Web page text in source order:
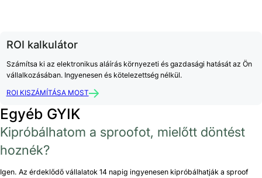
ROI kalkulátor
Számítsa ki az elektronikus aláírás környezeti és gazdasági hatását az Ön
vállalkozásában. Ingyenesen és kötelezettség nélkül.
ROI KISZÁMÍTÁSA MOST
Egyéb GYIK
Kipróbálhatom a sproofot, mielőtt döntést
hoznék?
Igen. Az érdeklődő vállalatok 14 napig ingyenesen kipróbálhatják a sproof